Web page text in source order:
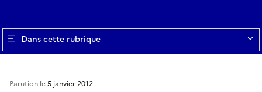
Dans cette rubrique
Parution le5 janvier 2012